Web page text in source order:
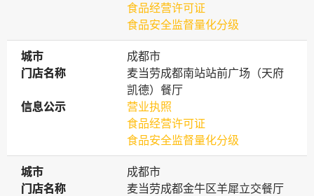
食品经营许可证
食品安全监督量化分级
城市
城市
成都市
门店名称
门店名称
麦当劳成都南站站前广场（天府
凯德）餐厅
信息公示
信息公示
营业执照
食品经营许可证
食品安全监督量化分级
城市
城市
成都市
门店名称
门店名称
麦当劳成都金牛区羊犀立交餐厅